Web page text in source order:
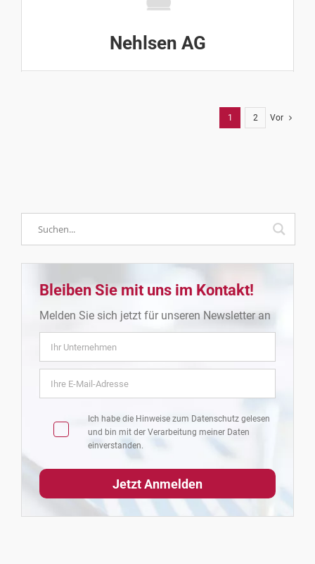
Nehlsen AG
1 2 Vor
Bleiben Sie mit uns im Kontakt!
Melden Sie sich jetzt für unseren Newsletter an
Ich habe die Hinweise zum Datenschutz gelesen
und bin mit der Verarbeitung meiner Daten
einverstanden.